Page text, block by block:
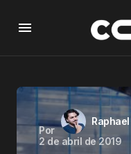
Por
2 de abril de 2019